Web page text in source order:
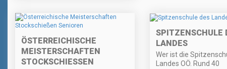
ÖSTERREICHISCHE
MEISTERSCHAFTEN
STOCKSCHIESSEN S
SPITZENSCHULE
LANDES
Wer ist die
Landes OÖ. Rund 40